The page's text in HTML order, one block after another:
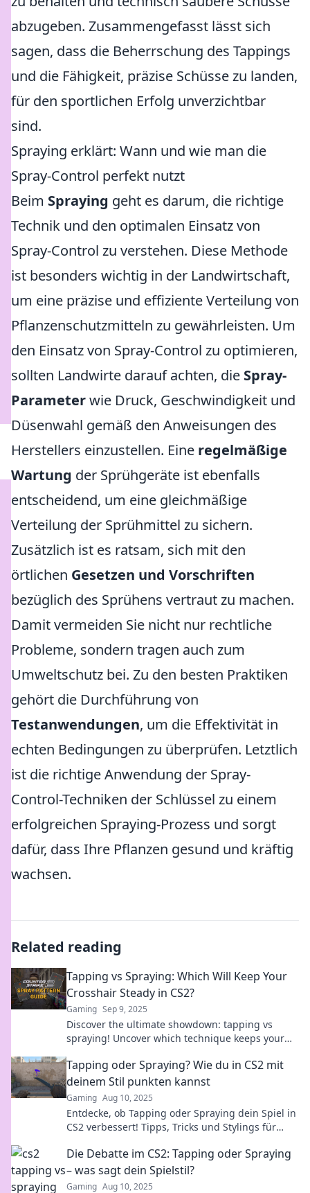
abzugeben. Zusammengefasst lässt sich
sagen, dass die Beherrschung des Tappings
und die Fähigkeit, präzise Schüsse zu landen,
für den sportlichen Erfolg unverzichtbar
sind.
Spraying erklärt: Wann und wie man die
Spray-Control perfekt nutzt
Beim Spraying geht es darum, die richtige
Technik und den optimalen Einsatz von
Spray-Control zu verstehen. Diese Methode
ist besonders wichtig in der Landwirtschaft,
um eine präzise und effiziente Verteilung von
Pflanzenschutzmitteln zu gewährleisten. Um
den Einsatz von Spray-Control zu optimieren,
sollten Landwirte darauf achten, die Spray-
Parameterwie Druck, Geschwindigkeit und
Düsenwahl gemäß den Anweisungen des
Herstellers einzustellen. Eine regelmäßige
Wartung der Sprühgeräte ist ebenfalls
entscheidend, um eine gleichmäßige
Verteilung der Sprühmittel zu sichern.
Zusätzlich ist es ratsam, sich mit den
örtlichen Gesetzen und Vorschriften
bezüglich des Sprühens vertraut zu machen.
Damit vermeiden Sie nicht nur rechtliche
Probleme, sondern tragen auch zum
Umweltschutz bei. Zu den besten Praktiken
gehört die Durchführung von
Testanwendungen, um die Effektivität in
echten Bedingungen zu überprüfen. Letztlich
ist die richtige Anwendung der Spray-
Control-Techniken der Schlüssel zu einem
erfolgreichen Spraying-Prozess und sorgt
dafür, dass Ihre Pflanzen gesund und kräftig
wachsen.
Related reading
Tapping vs Spraying: Which Will Keep Your
Crosshair Steady in CS2?
Gaming Sep 9, 2025
Discover the ultimate showdown: tapping vs
spraying! Uncover which technique keeps your
Tapping oder Spraying? Wie du in CS2 mit
deinem Stil punkten kannst
Gaming Aug 10, 2025
Entdecke, ob Tapping oder Spraying dein Spiel in
CS2 verbessert! Tipps, Tricks und Stylings für
Die Debatte im CS2: Tapping oder Spraying
– was sagt dein Spielstil?
Gaming Aug 10, 2025